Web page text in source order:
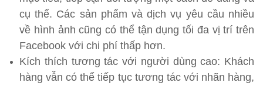
cụ thể. Các sản phẩm và dịch vụ yêu cầu nhiều
về hình ảnh cũng có thể tận dụng tối đa vị trí trên
Facebook với chi phí thấp hơn.
Kích thích tương tác với người dùng cao: Khách
hàng vẫn có thể tiếp tục tương tác với nhãn hàng,